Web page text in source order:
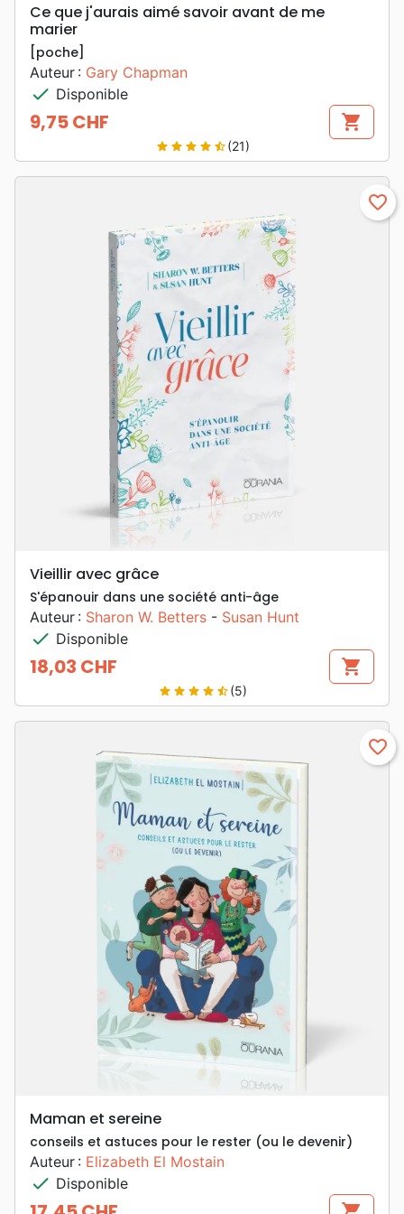
Ce que j'aurais aimé savoir avant de me
marier
[poche]
Auteur : Gary Chapman
check Disponible
Prix
9,75 CHF shopping_cart
star star star star star_half(21)
favorite_border
Vieillir avec grâce
S'épanouir dans une société anti-âge
Auteur : Sharon W. Betters - Susan Hunt
check Disponible
Prix
18,03 CHF shopping_cart
star star star star star_half(5)
favorite_border
Maman et sereine
conseils et astuces pour le rester (ou le devenir)
Auteur : Elizabeth El Mostain
check Disponible